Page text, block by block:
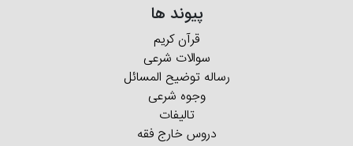
پیوند ها
قرآن کریم
سوالات شرعی
رساله توضیح المسائل
وجوه شرعی
تالیفات
دروس خارج فقه